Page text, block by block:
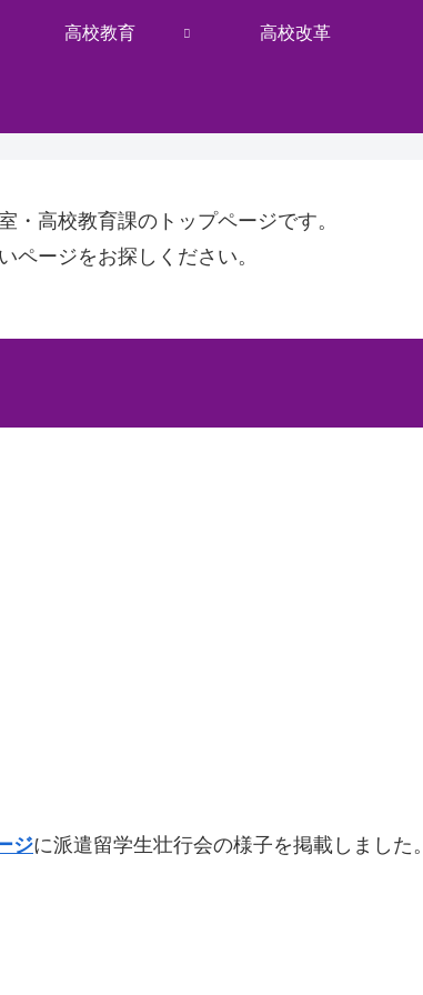
高校教育 高校改革
・高校教育課のトップページです。
ページをお探しください。
ジに派遣留学生壮行会の様子を掲載しました。